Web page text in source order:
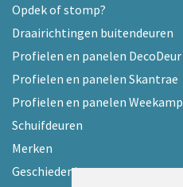
Opdek of stomp?
Draairichtingen buitendeuren
Profielen en panelen DecoDeur
Profielen en panelen Skantrae
Profielen en panelen Weekamp
Schuifdeuren
Merken
Geschiedenis